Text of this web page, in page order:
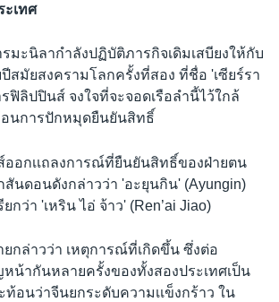
ะเทศ
รมะนิลากำลังปฏิบัติภารกิจเดิมเสบียงให้กับ
ปีสมัยสงครามโลกครั้งที่สอง ที่ชื่อ 'เซียร์รา
ฟิลิปปินส์ จงใจที่จะจอดเรือลำนี้ไว้ใกล้
อนการปักหมุดยืนยันสิทธิ์
อกเเถลงการณ์ที่ยืนยันสิทธิ์ของฝ่ายตน
สันดอนดังกล่าวว่า 'อะยุนกิน' (Ayungin)
กว่า 'เหริน ไอ่ จ้าว' (Ren’ai Jiao)
ยกล่าวว่า เหตุการณ์ที่เกิดขึ้น ซึ่งต่อ
หน้ากันหลายครั้งของทั้งสองประเทศเป็น
ท้อนว่าจีนยกระดับความเเข็งกร้าว ใน